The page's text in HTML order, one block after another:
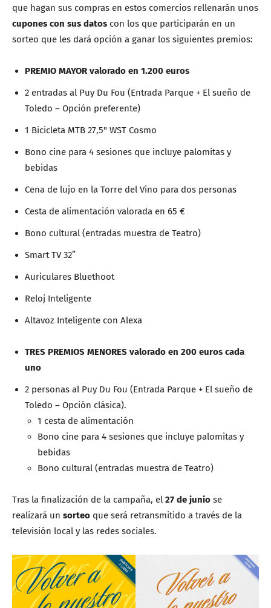
que hagan sus compras en estos comercios rellenarán unos
cupones con sus datos con los que participarán en un
sorteo que les dará opción a ganar los siguientes premios:
PREMIO MAYOR valorado en 1.200 euros
2 entradas al Puy Du Fou (Entrada Parque + El sueño de
Toledo – Opción preferente)
1 Bicicleta MTB 27,5" WST Cosmo
Bono cine para 4 sesiones que incluye palomitas y
bebidas
Cena de lujo en la Torre del Vino para dos personas
Cesta de alimentación valorada en 65 €
Bono cultural (entradas muestra de Teatro)
Smart TV 32”
Auriculares Bluethoot
Reloj Inteligente
Altavoz Inteligente con Alexa
TRES PREMIOS MENORES valorado en 200 euros cada
uno
2 personas al Puy Du Fou (Entrada Parque + El sueño de
Toledo – Opción clásica).
1 cesta de alimentación
Bono cine para 4 sesiones que incluye palomitas y
bebidas
Bono cultural (entradas muestra de Teatro)
Tras la finalización de la campaña, el 27 de junio se
realizará un sorteo que será retransmitido a través de la
televisión local y las redes sociales.